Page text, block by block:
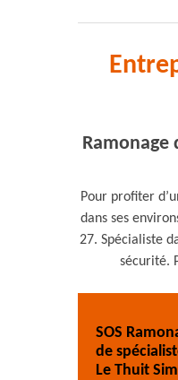
Ramonage
Pour profiter
dans ses
27. Spécialiste
sécurité.
SOS
de
Le Thuit